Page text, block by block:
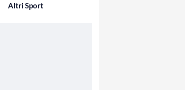
Altri Sport